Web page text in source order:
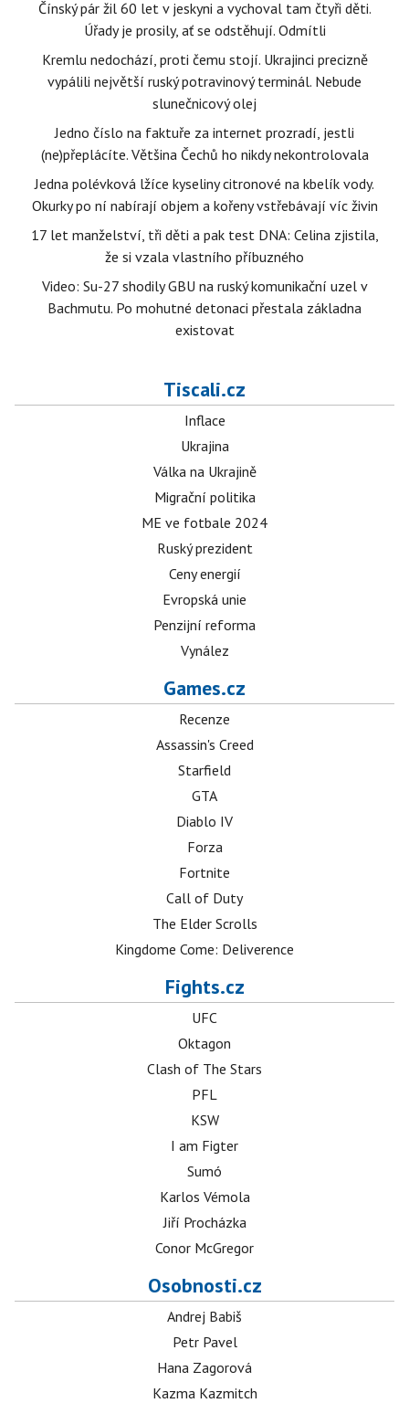
Čínský pár žil 60 let v jeskyni a vychoval tam čtyři děti.
Úřady je prosily, ať se odstěhují. Odmítli
Kremlu nedochází, proti čemu stojí. Ukrajinci precizně
vypálili největší ruský potravinový terminál. Nebude
slunečnicový olej
Jedno číslo na faktuře za internet prozradí, jestli
(ne)přeplácíte. Většina Čechů ho nikdy nekontrolovala
Jedna polévková lžíce kyseliny citronové na kbelík vody.
Okurky po ní nabírají objem a kořeny vstřebávají víc živin
17 let manželství, tři děti a pak test DNA: Celina zjistila,
že si vzala vlastního příbuzného
Video: Su-27 shodily GBU na ruský komunikační uzel v
Bachmutu. Po mohutné detonaci přestala základna
existovat
Tiscali.cz
Inflace
Ukrajina
Válka na Ukrajině
Migrační politika
ME ve fotbale 2024
Ruský prezident
Ceny energií
Evropská unie
Penzijní reforma
Vynález
Games.cz
Recenze
Assassin's Creed
Starfield
GTA
Diablo IV
Forza
Fortnite
Call of Duty
The Elder Scrolls
Kingdome Come: Deliverence
Fights.cz
UFC
Oktagon
Clash of The Stars
PFL
KSW
I am Figter
Sumó
Karlos Vémola
Jiří Procházka
Conor McGregor
Osobnosti.cz
Andrej Babiš
Petr Pavel
Hana Zagorová
Kazma Kazmitch